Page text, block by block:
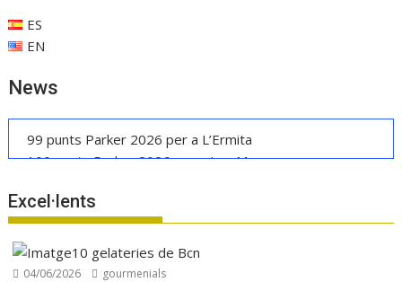
ES
EN
News
99 punts Parker 2026 per a L’Ermita
100 punts Parker 2026 per a Les Manyes
La UE reconeix la IGP Pernil Cerretà
Verema al Penedès: vi, cava i gastronomia
Manuel Raventós Negra Magnum 2018
Excel·lents
04/06/2026 gourmenials